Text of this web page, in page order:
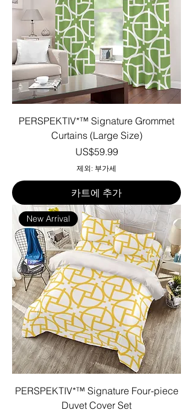
PERSPEKTIV*™️ Signature Grommet
Curtains (Large Size)
가격
US$59.99
제외: 부가세
카트에 추가
New Arrival
PERSPEKTIV*™️ Signature Four-piece
Duvet Cover Set